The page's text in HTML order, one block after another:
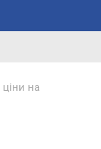
ціни на